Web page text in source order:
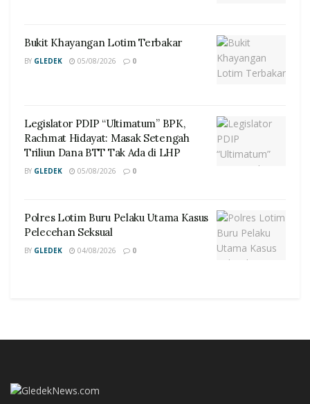
Bukit Khayangan Lotim Terbakar
BY GLEDEK 05/08/2026 0
Legislator PDIP “Ultimatum” BPK,
Rachmat Hidayat: Masak Setengah
Triliun Dana BTT Tak Ada di LHP
BY GLEDEK 05/08/2026 0
Polres Lotim Buru Pelaku Utama Kasus
Pelecehan Seksual
BY GLEDEK 04/08/2026 0